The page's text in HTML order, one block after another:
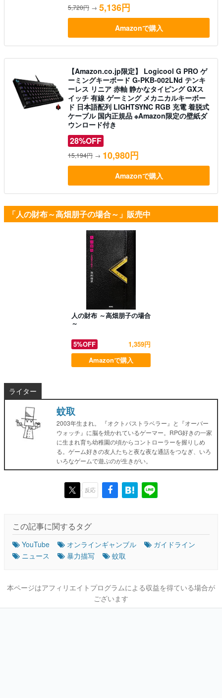
5,720円 → 5,136円
Amazonで購入
【Amazon.co.jp限定】 Logicool G PRO ゲ
ーミングキーボード G-PKB-002LNd テンキ
ーレス リニア 赤軸 静かなタイピング GXス
イッチ 有線 ゲーミング メカニカルキーボー
ド 日本語配列 LIGHTSYNC RGB 充電 着脱式
ケーブル 国内正規品 ※Amazon限定の壁紙ダ
ウンロード付き
28%OFF
15,194円 → 10,980円
Amazonで購入
「人の財布～高畑朋子の場合～」販売中
人の財布 ～高畑朋子の場合
～
5%OFF
1,359円
Amazonで購入
ライター
蚊取
2003年生まれ。 『オクトパストラベラー』と『オーバー
ウォッチ』に脳を焼かれているゲーマー。RPG好きの一家
に生まれ育ち幼稚園の頃からコントローラーを握りしめ
る。ゲーム好きの友人たちと夜な夜な通話をつなぎ、いろ
いろなゲームで遊ぶのが生きがい。
反応
この記事に関するタグ
YouTube オンラインギャンブル
ガイドライン
ニュース
暴力描写 蚊取
本ページはアフィリエイトプログラムによる収益を得ている場合が
ございます